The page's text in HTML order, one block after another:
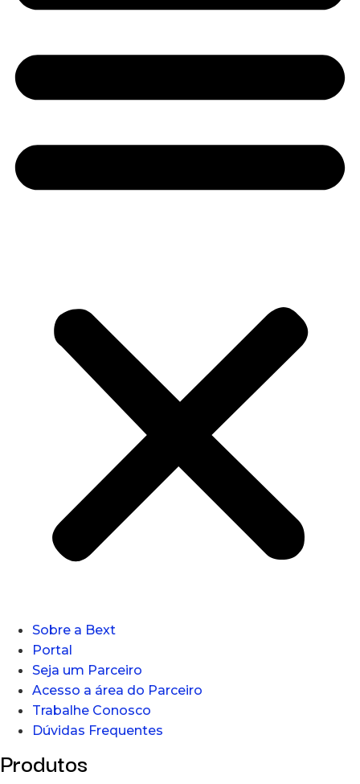
Sobre a Bext
Portal
Seja um Parceiro
Acesso a área do Parceiro
Trabalhe Conosco
Dúvidas Frequentes
Produtos